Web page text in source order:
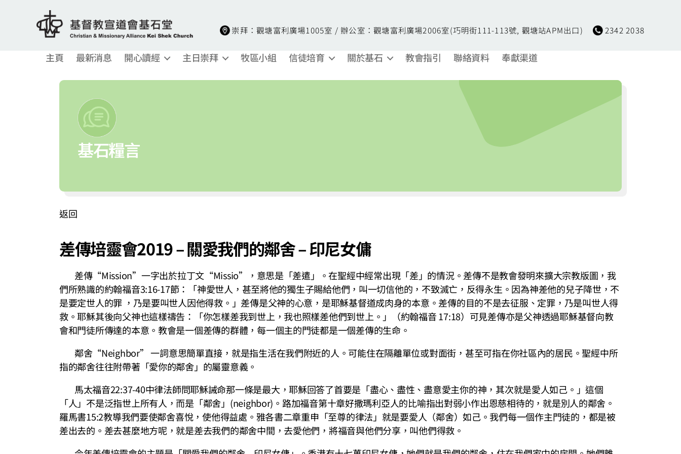
崇拜：觀塘富利廣場1005室 / 辦公室：觀塘富利廣場2006室(巧明街111-113號, 觀塘站APM出口) 2342 2038
主頁 最新消息 開心讀經 主日崇拜 牧區小組 信徒培育 關於基石 教會指引 聯絡資料 奉獻渠道
基石糧言
返回
差傳培靈會2019 – 關愛我們的鄰舍 – 印尼女傭
差傳“Mission”一字出於拉丁文“Missio”，意思是「差遣」。在聖經中經常出現「差」的情況。差傳不是教會發明來擴大宗教版圖，我
們所熟識的約翰福音3:16-17節：「神愛世人，甚至將他的獨生子賜給他們，叫一切信他的，不致滅亡，反得永生。因為神差他的兒子降世，不
是要定世人的罪 ，乃是要叫世人因他得救。」差傳是父神的心意，是耶穌基督道成肉身的本意。差傳的目的不是去征服、定罪，乃是叫世人得
救。耶穌其後向父神也這樣禱告：「你怎樣差我到世上，我也照樣差他們到世上。」（約翰福音 17:18）可見差傳亦是父神透過耶穌基督向教
會和門徒所傳達的本意。教會是一個差傳的群體，每一個主的門徒都是一個差傳的生命。
鄰舍“Neighbor” 一詞意思簡單直接，就是指生活在我們附近的人。可能住在隔離單位或對面街，甚至可指在你社區內的居民。聖經中所
指的鄰舍往往附帶著「愛你的鄰舍」的屬靈意義。
馬太福音22:37-40中律法師問耶穌誡命那一條是最大，耶穌回答了首要是「盡心、盡性、盡意愛主你的神，其次就是愛人如己。」這個
「人」不是泛指世上所有人，而是「鄰舍」(neighbor)。路加福音第十章好撒瑪利亞人的比喻指出對弱小作出恩慈相待的，就是別人的鄰舍。
羅馬書15:2教導我們要使鄰舍喜悅，使他得益處。雅各書二章重申「至尊的律法」就是要愛人（鄰舍）如己。我們每一個作主門徒的，都是被
差出去的。差去甚麼地方呢，就是差去我們的鄰舍中間，去愛他們，將福音與他們分享，叫他們得救。